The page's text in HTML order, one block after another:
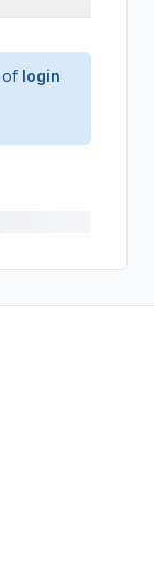
of login